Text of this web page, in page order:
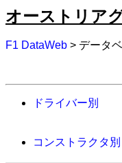
オーストリア
F1 DataWeb > データ
ドライバー別
コンストラクタ別